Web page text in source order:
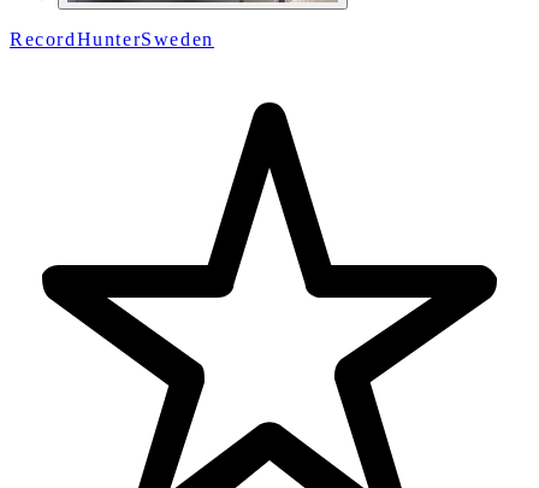
RecordHunterSweden